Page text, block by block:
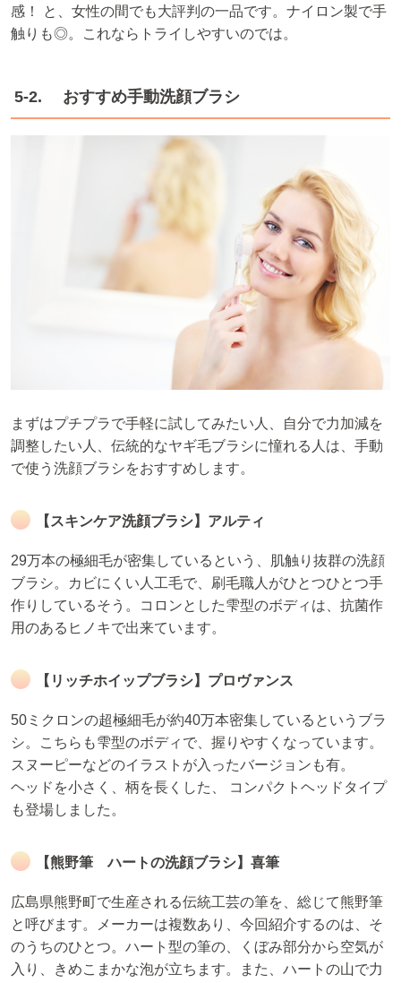
感！ と、女性の間でも大評判の一品です。ナイロン製で手
触りも◎。これならトライしやすいのでは。
5-2. おすすめ手動洗顔ブラシ
まずはプチプラで手軽に試してみたい人、自分で力加減を
調整したい人、伝統的なヤギ毛ブラシに憧れる人は、手動
で使う洗顔ブラシをおすすめします。
【スキンケア洗顔ブラシ】アルティ
29万本の極細毛が密集しているという、肌触り抜群の洗顔
ブラシ。カビにくい人工毛で、刷毛職人がひとつひとつ手
作りしているそう。コロンとした雫型のボディは、抗菌作
用のあるヒノキで出来ています。
【リッチホイップブラシ】プロヴァンス
50ミクロンの超極細毛が約40万本密集しているというブラ
シ。こちらも雫型のボディで、握りやすくなっています。
スヌーピーなどのイラストが入ったバージョンも有。
ヘッドを小さく、柄を長くした、 コンパクトヘッドタイプ
も登場しました。
【熊野筆 ハートの洗顔ブラシ】喜筆
広島県熊野町で生産される伝統工芸の筆を、総じて熊野筆
と呼びます。メーカーは複数あり、今回紹介するのは、そ
のうちのひとつ。ハート型の筆の、くぼみ部分から空気が
入り、きめこまかな泡が立ちます。また、ハートの山で力